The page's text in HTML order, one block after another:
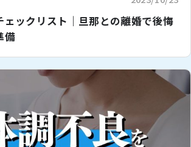
ェックリスト｜旦那との離婚で後悔
備